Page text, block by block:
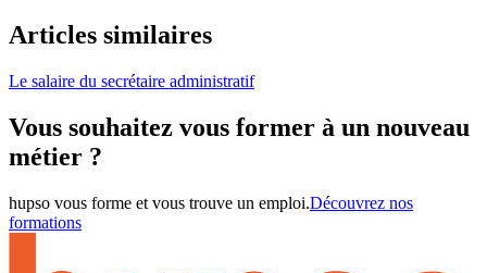
Articles similaires
Le salaire du secrétaire administratif
Vous souhaitez vous former à un nouveau
métier ?
hupso vous forme et vous trouve un emploi.Découvrez nos
formations